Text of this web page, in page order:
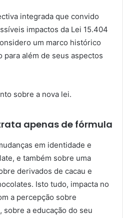
integrada que convido
impactos da Lei 15.404
um marco histórico
além de seus aspectos
sobre a nova lei.
apenas de fórmula
em identidade e
e também sobre uma
derivados de cacau e
Isto tudo, impacta no
a percepção sobre
a educação do seu